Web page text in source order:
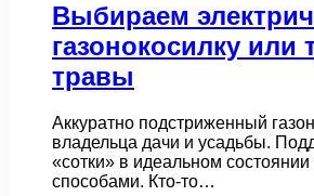
Выбираем
газонокосилку
травы
Аккуратно подстриженный
владельца дачи и усадьбы.
«сотки» в идеальном
способами. Кто-то…